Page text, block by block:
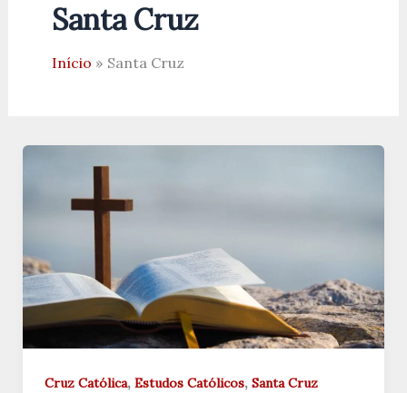
Santa Cruz
Início Santa Cruz
Cruz Católica, Estudos Católicos, Santa Cruz